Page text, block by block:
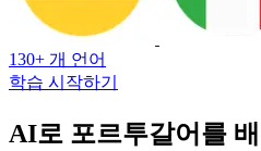
130+ 개 언어
학습 시작하기
AI로 포르투갈어를